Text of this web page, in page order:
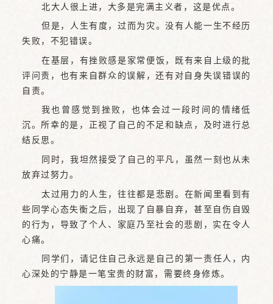
北大人很上进，大多是完满主义者，这是优点。
但是，人生有度，过而为灾。没有人能一生不经历
失败，不犯错误。
在基层，有挫败感是家常便饭，既有来自上级的批
评问责，也有来自群众的误解，还有对自身失误错误的
自责。
我也曾感觉到挫败，也体会过一段时间的情绪低
沉。所幸的是，正视了自己的不足和缺点，及时进行总
结反思。
同时，我坦然接受了自己的平凡，虽然一刻也从未
放弃过努力。
太过用力的人生，往往都是悲剧。在新闻里看到有
些同学心态失衡之后，出现了自暴自弃，甚至自伤自毁
的行为，导致了个人、家庭乃至社会的悲剧，实在令人
心痛。
同学们，请记住自己永远是自己的第一责任人，内
心深处的宁静是一笔宝贵的财富，需要终身修炼。